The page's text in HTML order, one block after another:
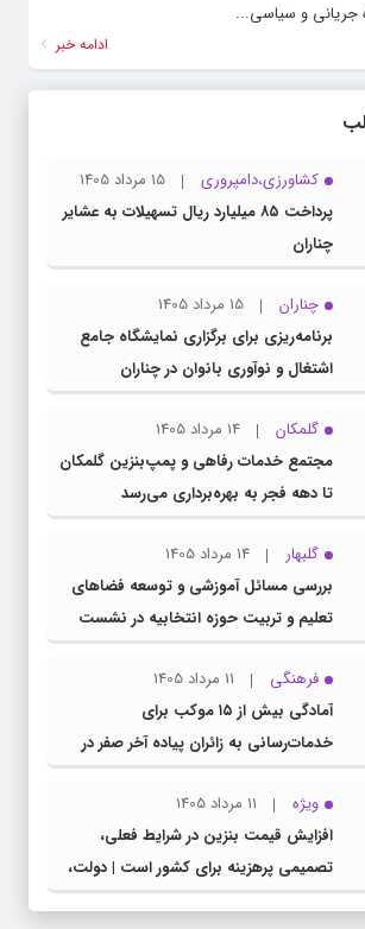
جریانی و سیاسی...
ادامه خبر
کشاورزی،دامپروری
15 مرداد 1405
پرداخت ۸۵ میلیارد ریال تسهیلات به عشایر
چناران
چناران
15 مرداد 1405
برنامه‌ریزی برای برگزاری نمایشگاه جامع
اشتغال و نوآوری بانوان در چناران
گلمکان
14 مرداد 1405
مجتمع خدمات رفاهی و پمپ‌بنزین گلمکان
تا دهه فجر به بهره‌برداری می‌رسد
گلبهار
14 مرداد 1405
بررسی مسائل آموزشی و توسعه فضاهای
تعلیم و تربیت حوزه انتخابیه در نشست
مشترک عضو کمیسیون آموزش مجلس با
مدیرکل آموزش و پرورش خراسان رضوی
فرهنگی
11 مرداد 1405
آمادگی بیش از ۱۵ موکب برای
خدمات‌رسانی به زائران پیاده آخر صفر در
شهرستان چناران
ویژه
11 مرداد 1405
افزایش قیمت بنزین در شرایط فعلی،
تصمیمی پرهزینه برای کشور است | دولت،
قاچاق سوخت و عوامل اصلی ناترازی را